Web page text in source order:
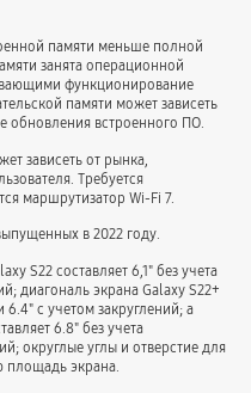
памяти меньше полной
занята операционной
функционирование
памяти может зависеть
обновления встроенного ПО.
зависеть от рынка,
Требуется
маршрутизатор Wi-Fi 7.
в 2022 году.
S22 составляет 6,1" без учета
диагональ экрана Galaxy S22+
6.4" с учетом закруглений; а
6.8" без учета
округлые углы и отверстие для
площадь экрана.